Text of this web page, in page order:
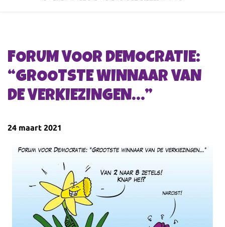
FORUM VOOR DEMOCRATIE:
“GROOTSTE WINNAAR VAN
DE VERKIEZINGEN…”
24 maart 2021